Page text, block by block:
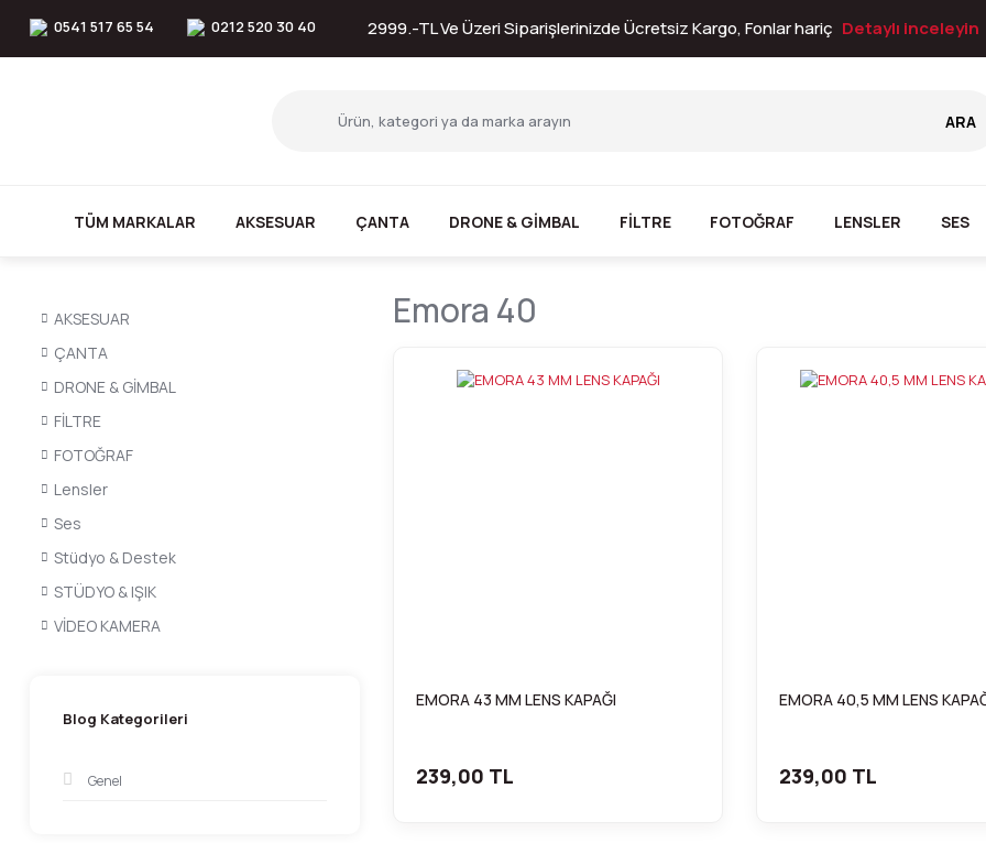
0541 517 65 54 0212 520 30 40 2999.-TL Ve Üzeri Siparişlerinizde Ücretsiz Kargo, Fonlar hariç Detaylı
ARA
TÜM MARKALAR AKSESUAR ÇANTA DRONE & GİMBAL FİLTRE FOTOĞRAF LENSLER SES
AKSESUAR
ÇANTA
DRONE & GİMBAL
FİLTRE
FOTOĞRAF
Lensler
Ses
Stüdyo & Destek
STÜDYO & IŞIK
VİDEO KAMERA
Blog Kategorileri
Genel
Emora 40
EMORA 43 MM LENS KAPAĞI
239,00 TL
EMORA 40,5 MM LENS
239,00 TL